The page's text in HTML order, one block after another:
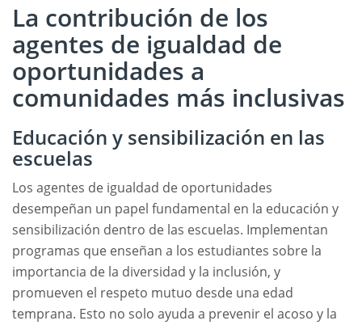
La contribución de los
agentes de igualdad de
oportunidades a
comunidades más inclusivas
Educación y sensibilización en las
escuelas
Los agentes de igualdad de oportunidades
desempeñan un papel fundamental en la educación y
sensibilización dentro de las escuelas. Implementan
programas que enseñan a los estudiantes sobre la
importancia de la diversidad y la inclusión, y
promueven el respeto mutuo desde una edad
temprana. Esto no solo ayuda a prevenir el acoso y la